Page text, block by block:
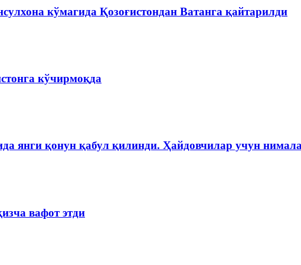
кўмагида Қозоғистондан Ватанга қайтарилди
кўчирмоқда
янги қонун қабул қилинди. Ҳайдовчилар учун
вафот этди